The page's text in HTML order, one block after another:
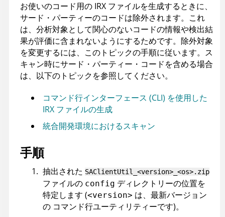
お使いのコード用の IRX ファイルを生成するときに、
サード・パーティーのコードは除外されます。これ
は、分析対象として関心のないコードの情報や検出結
果が評価に含まれないようにするためです。除外対象
を変更するには、このトピックの手順に従います。ス
キャン時にサード・パーティー・コードを含める場合
は、以下のトピックを参照してください。
コマンド行インターフェース (CLI) を使用した
IRX ファイルの生成
統合開発環境におけるスキャン
手順
抽出された SAClientUtil_<version>_<os>.zip
ファイルの config ディレクトリーの位置を
特定します (<version> は、最新バージョン
の コマンド行ユーティリティーです)。